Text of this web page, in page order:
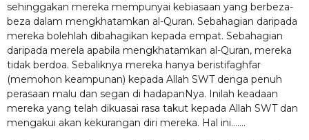
sehinggakan mereka mempunyai kebiasaan yang berbeza-
beza dalam mengkhatamkan al-Quran. Sebahagian daripada
mereka bolehlah dibahagikan kepada empat. Sebahagian
daripada merela apabila mengkhatamkan al-Quran, mereka
tidak berdoa. Sebaliknya mereka hanya beristifaghfar
(memohon keampunan) kepada Allah SWT denga penuh
perasaan malu dan segan di hadapanNya. Inilah keadaan
mereka yang telah dikuasai rasa takut kepada Allah SWT dan
mengakui akan kekurangan diri mereka. Hal ini…….